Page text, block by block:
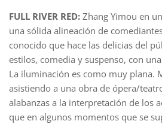
FULL RIVER RED: Zhang Yimou en
una sólida alineación de
conocido que hace las delicias del
estilos, comedia y suspenso, con
La iluminación es como muy plana.
asistiendo a una obra de ópera/
alabanzas a la interpretación de los
que en algunos momentos que se